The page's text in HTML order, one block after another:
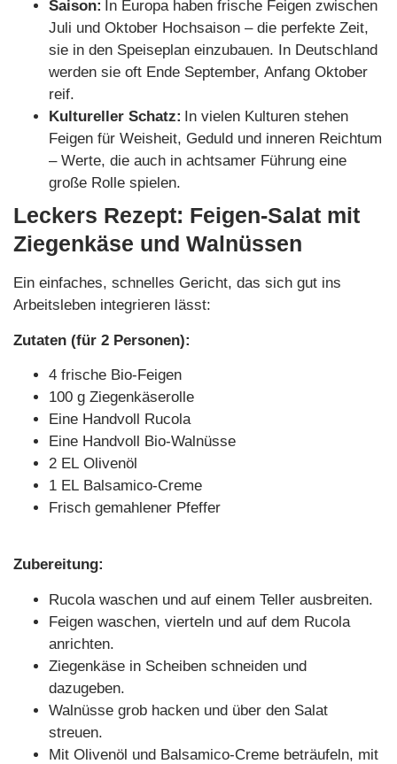
Saison: In Europa haben frische Feigen zwischen
Juli und Oktober Hochsaison – die perfekte Zeit,
sie in den Speiseplan einzubauen. In Deutschland
werden sie oft Ende September, Anfang Oktober
reif.
Kultureller Schatz: In vielen Kulturen stehen
Feigen für Weisheit, Geduld und inneren Reichtum
– Werte, die auch in achtsamer Führung eine
große Rolle spielen.
Leckers Rezept: Feigen-Salat mit
Ziegenkäse und Walnüssen
Ein einfaches, schnelles Gericht, das sich gut ins
Arbeitsleben integrieren lässt:
Zutaten (für 2 Personen):
4 frische Bio-Feigen
100 g Ziegenkäserolle
Eine Handvoll Rucola
Eine Handvoll Bio-Walnüsse
2 EL Olivenöl
1 EL Balsamico-Creme
Frisch gemahlener Pfeffer
Zubereitung:
Rucola waschen und auf einem Teller ausbreiten.
Feigen waschen, vierteln und auf dem Rucola
anrichten.
Ziegenkäse in Scheiben schneiden und
dazugeben.
Walnüsse grob hacken und über den Salat
streuen.
Mit Olivenöl und Balsamico-Creme beträufeln, mit